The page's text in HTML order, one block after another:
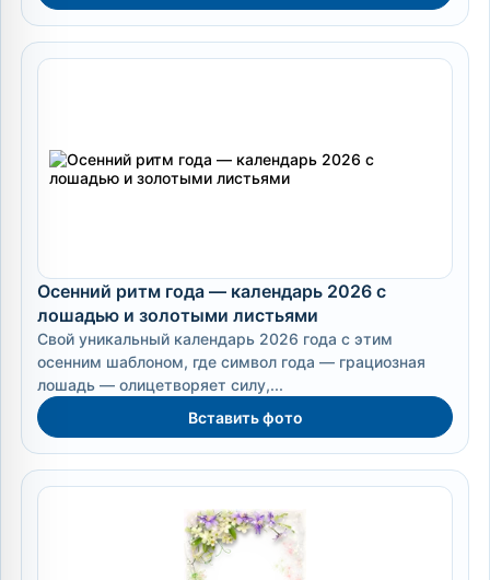
Осенний ритм года — календарь 2026 с
лошадью и золотыми листьями
Свой уникальный календарь 2026 года с этим
осенним шаблоном, где символ года — грациозная
лошадь — олицетворяет силу,...
Вставить фото